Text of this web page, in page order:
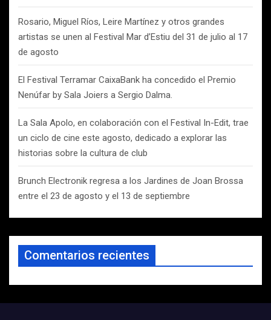
Rosario, Miguel Ríos, Leire Martínez y otros grandes
artistas se unen al Festival Mar d’Estiu del 31 de julio al 17
de agosto
El Festival Terramar CaixaBank ha concedido el Premio
Nenúfar by Sala Joiers a Sergio Dalma.
La Sala Apolo, en colaboración con el Festival In-Edit, trae
un ciclo de cine este agosto, dedicado a explorar las
historias sobre la cultura de club
Brunch Electronik regresa a los Jardines de Joan Brossa
entre el 23 de agosto y el 13 de septiembre
Comentarios recientes